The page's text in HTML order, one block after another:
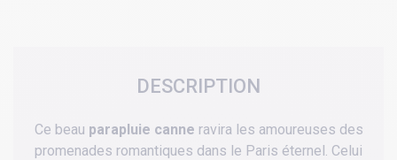
DESCRIPTION
Ce beau parapluie canne ravira les amoureuses des
promenades romantiques dans le Paris éternel. Celui